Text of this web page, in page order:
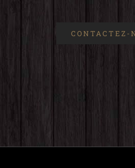
CONTACTEZ-